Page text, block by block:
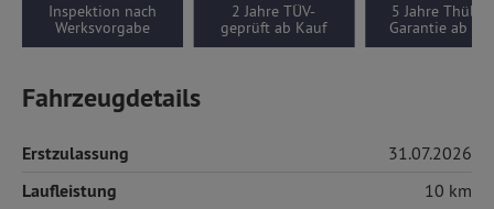
nach
2 Jahre TÜV-
geprüft ab Kauf
5 Jahre Thüllen-
Garantie ab Kauf
10
Fahrzeugdetails
Erstzulassung 31.07.2026
Laufleistung 10 km